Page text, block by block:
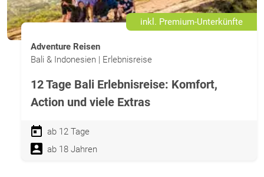
inkl. Premium-Unterkünfte
Adventure Reisen
Bali & Indonesien | Erlebnisreise
12 Tage Bali Erlebnisreise: Komfort,
Action und viele Extras
ab 12 Tage
ab 18 Jahren